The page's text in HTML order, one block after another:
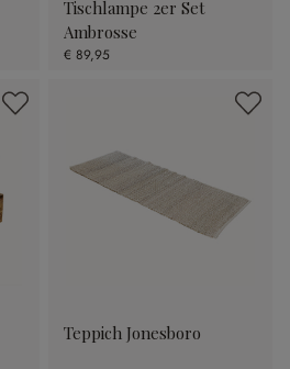
Tischlampe 2er Set
Ambrosse
€ 89,95
Teppich Jonesboro